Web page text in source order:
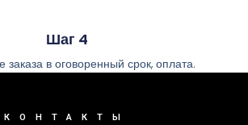
Шаг 4
в оговоренный срок, оплата.
КОНТАКТЫ